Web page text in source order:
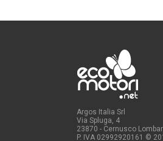
Argos Italia Srl
Via Spluga, 4
23870 - Cernusco
P. IVA 02992920161 ©